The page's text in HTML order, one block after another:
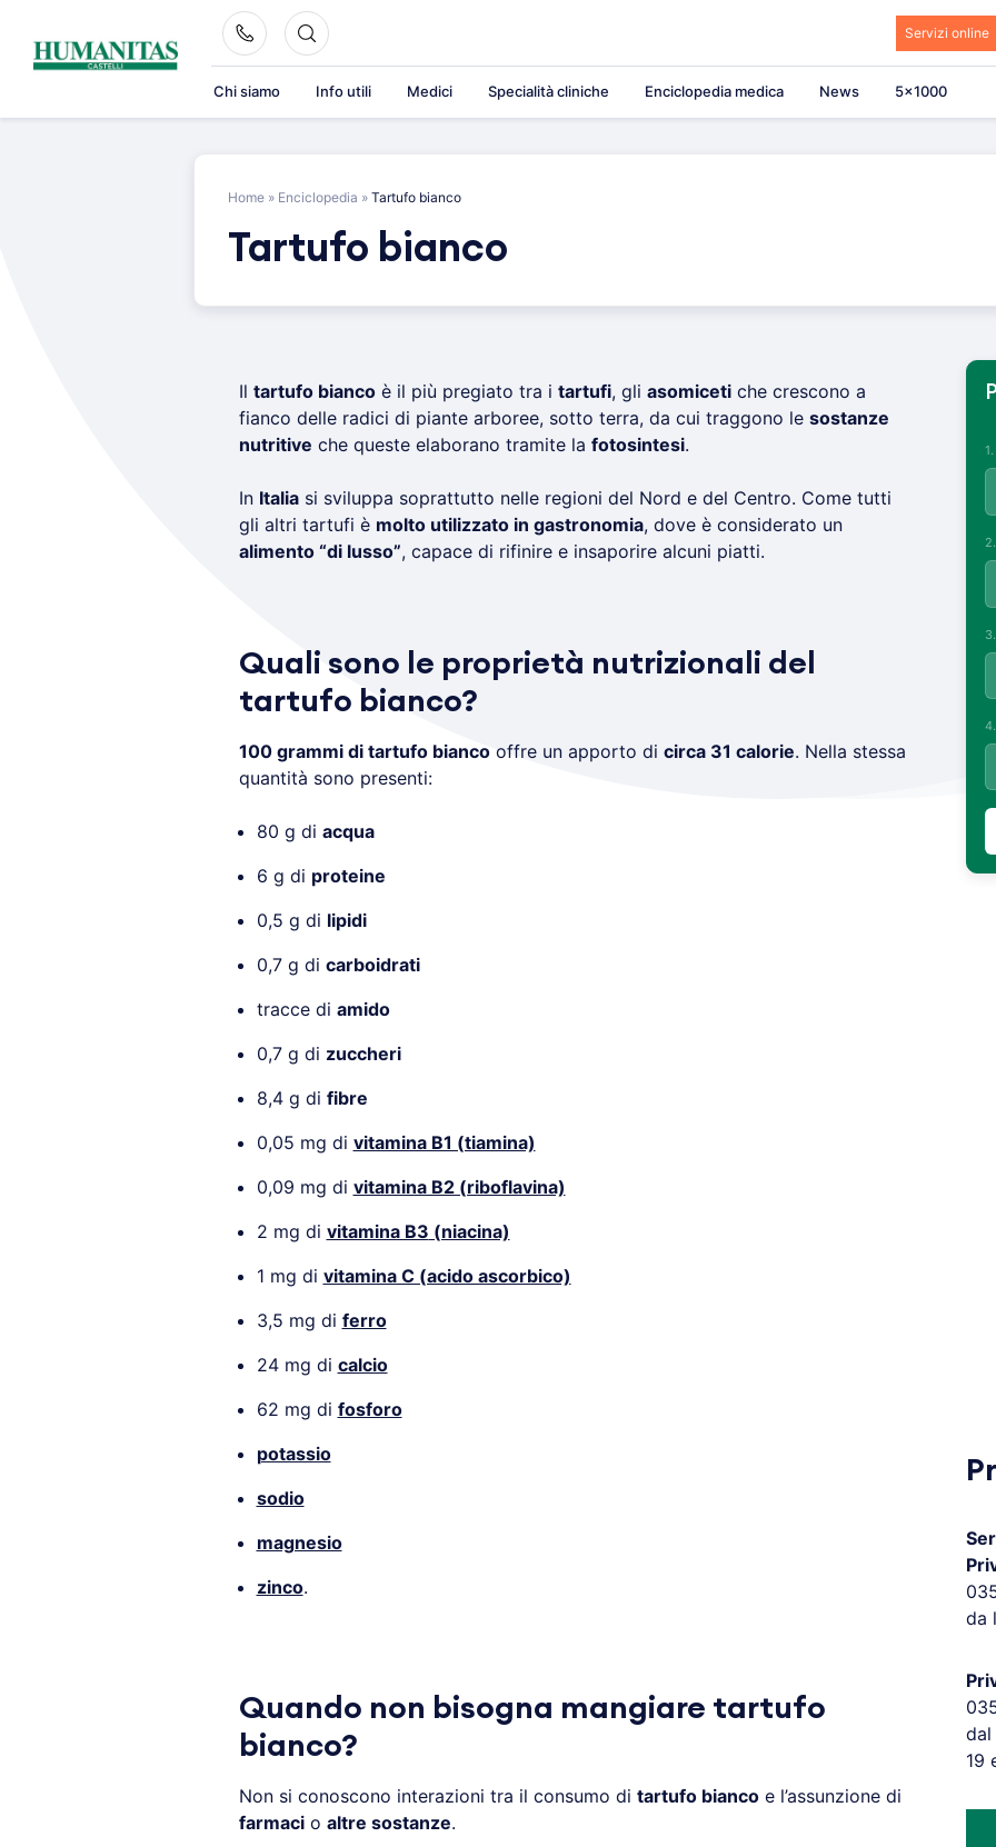
content
Servizi online
Chi siamo Info utili Medici Specialità cliniche Enciclopedia medica News 5×1000
Home » Enciclopedia » Tartufo bianco
Tartufo bianco
Il tartufo biancoè il più pregiato tra i tartufi, gli asomicetiche crescono a
fianco delle radici di piante arboree, sotto terra, da cui traggono le sostanze
nutritive che queste elaborano tramite la fotosintesi.
In Italiasi sviluppa soprattutto nelle regioni del Nord e del Centro. Come tutti
gli altri tartufi è molto utilizzato in gastronomia, dove è considerato un
alimento “di lusso”, capace di rifinire e insaporire alcuni piatti.
Quali sono le proprietà nutrizionali del
tartufo bianco?
100 grammi di tartufo biancooffre un apporto di circa 31 calorie. Nella stessa
quantità sono presenti:
80 g di acqua
6 g di proteine
0,5 g di lipidi
0,7 g di carboidrati
tracce di amido
0,7 g di zuccheri
8,4 g di fibre
0,05 mg di vitamina B1 (tiamina)
0,09 mg di vitamina B2 (riboflavina)
2 mg di vitamina B3 (niacina)
1 mg di vitamina C (acido ascorbico)
3,5 mg di ferro
24 mg di calcio
62 mg di fosforo
potassio
sodio
magnesio
zinco.
Quando non bisogna mangiare tartufo
bianco?
Non si conoscono interazioni tra il consumo di tartufo biancoe l’assunzione di
farmacio altre sostanze.
da
dal
19